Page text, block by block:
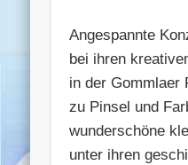
Angespannte
bei ihren
in der Gommlaer
zu Pinsel und
wunderschöne
unter ihren